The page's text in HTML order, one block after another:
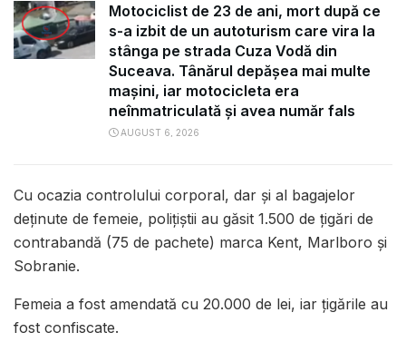
Motociclist de 23 de ani, mort după ce
s-a izbit de un autoturism care vira la
stânga pe strada Cuza Vodă din
Suceava. Tânărul depășea mai multe
mașini, iar motocicleta era
neînmatriculată și avea număr fals
AUGUST 6, 2026
Cu ocazia controlului corporal, dar și al bagajelor
deținute de femeie, polițiștii au găsit 1.500 de țigări de
contrabandă (75 de pachete) marca Kent, Marlboro și
Sobranie.
Femeia a fost amendată cu 20.000 de lei, iar țigările au
fost confiscate.